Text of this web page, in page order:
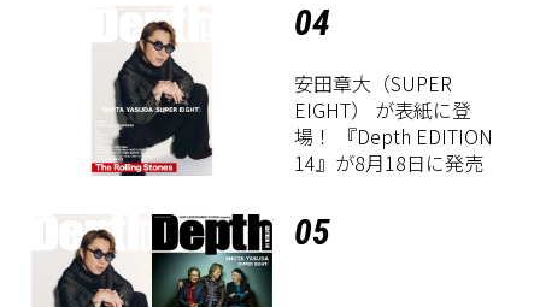
04
安田章大（SUPER
EIGHT） が表紙に登
場！ 『Depth EDITION
14』が8月18日に発売
05